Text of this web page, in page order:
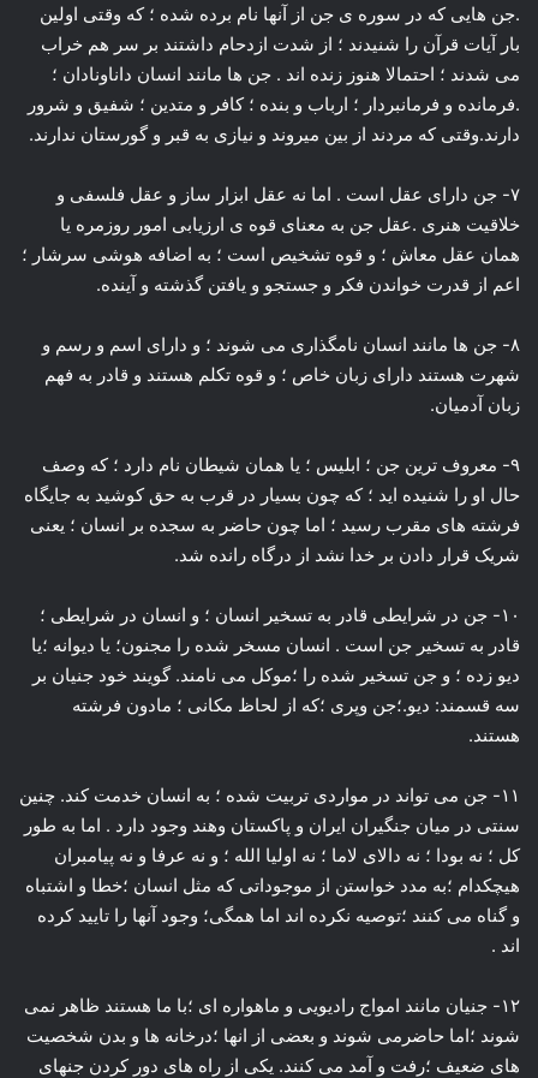
.جن هایی که در سوره ی جن از آنها نام برده شده ؛ که وقتی اولین
بار آیات قرآن را شنیدند ؛ از شدت ازدحام داشتند بر سر هم خراب
می شدند ؛ احتمالا هنوز زنده اند . جن ها مانند انسان داناونادان ؛
.فرمانده و فرمانبردار ؛ ارباب و بنده ؛ کافر و متدین ؛ شفیق و شرور
دارند.وقتی که مردند از بین میروند و نیازی به قبر و گورستان ندارند.
۷- جن دارای عقل است . اما نه عقل ابزار ساز و عقل فلسفی و
خلاقیت هنری .عقل جن به معنای قوه ی ارزیابی امور روزمره یا
همان عقل معاش ؛ و قوه تشخیص است ؛ به اضافه هوشی سرشار ؛
اعم از قدرت خواندن فکر و جستجو و یافتن گذشته و آینده.
۸- جن ها مانند انسان نامگذاری می شوند ؛ و دارای اسم و رسم و
شهرت هستند دارای زبان خاص ؛ و قوه تکلم هستند و قادر به فهم
زبان آدمیان.
۹- معروف ترین جن ؛ ابلیس ؛ یا همان شیطان نام دارد ؛ که وصف
حال او را شنیده اید ؛ که چون بسیار در قرب به حق کوشید به جایگاه
فرشته های مقرب رسید ؛ اما چون حاضر به سجده بر انسان ؛ یعنی
شریک قرار دادن بر خدا نشد از درگاه رانده شد.
۱۰- جن در شرایطی قادر به تسخیر انسان ؛ و انسان در شرایطی ؛
قادر به تسخیر جن است . انسان مسخر شده را مجنون؛ یا دیوانه ؛یا
دیو زده ؛ و جن تسخیر شده را ؛موکل می نامند. گویند خود جنیان بر
سه قسمند: دیو.؛جن وپری ؛که از لحاظ مکانی ؛ مادون فرشته
هستند.
۱۱- جن می تواند در مواردی تربیت شده ؛ به انسان خدمت کند. چنین
سنتی در میان جنگیران ایران و پاکستان وهند وجود دارد . اما به طور
کل ؛ نه بودا ؛ نه دالای لاما ؛ نه اولیا الله ؛ و نه عرفا و نه پیامبران
هیچکدام ؛به مدد خواستن از موجوداتی که مثل انسان ؛خطا و اشتباه
و گناه می کنند ؛توصیه نکرده اند اما همگی؛ وجود آنها را تایید کرده
اند .
۱۲- جنیان مانند امواج رادیویی و ماهواره ای ؛با ما هستند ظاهر نمی
شوند ؛اما حاضرمی شوند و بعضی از انها ؛درخانه ها و بدن شخصیت
های ضعیف ؛رفت و آمد می کنند. یکی از راه های دور کردن جنهای